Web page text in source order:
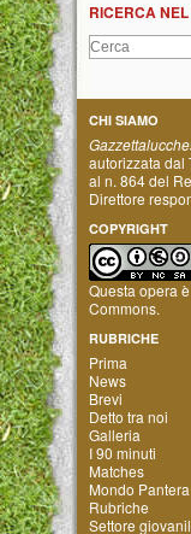
RICERCA
CHI SIAMO
autorizzata dal
al n. 864 del
Direttore
COPYRIGHT
Questa opera
Commons.
RUBRICHE
Prima
News
Brevi
Detto tra noi
Galleria
I 90 minuti
Matches
Mondo Pantera
Rubriche
Settore